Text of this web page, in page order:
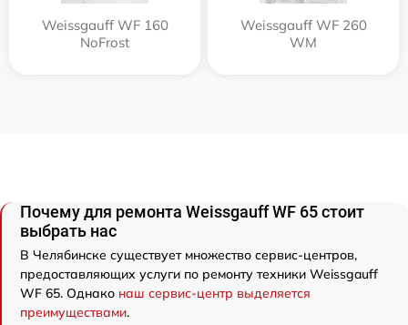
Weissgauff WF 160
NoFrost
Weissgauff WF 260
WM
Почему для ремонта Weissgauff WF 65 стоит
выбрать нас
В Челябинске существует множество сервис-центров,
предоставляющих услуги по ремонту техники Weissgauff
WF 65. Однако наш сервис-центр выделяется
преимуществами.